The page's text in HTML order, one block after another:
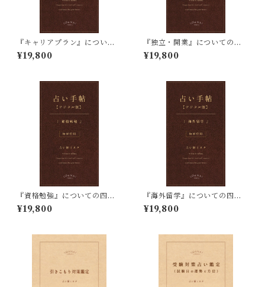
『キャリアプラン』について
の四柱推命占い鑑定
¥19,800
『独立・開業』についての四
柱推命占い鑑定
¥19,800
『資格勉強』についての四柱
推命占い鑑定
¥19,800
『海外留学』についての四柱
推命占い鑑定
¥19,800